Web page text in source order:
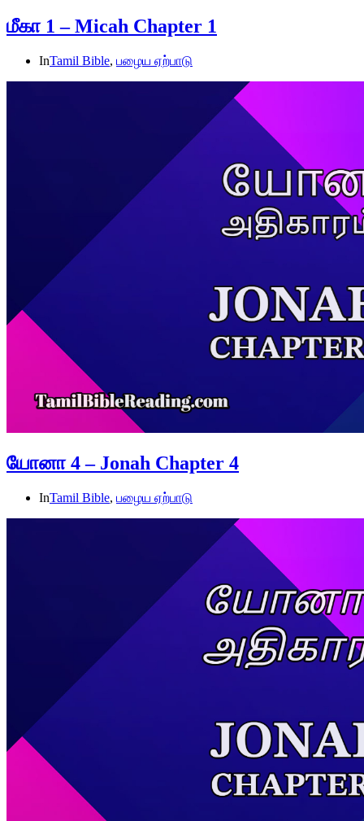
மீகா 1 – Micah Chapter 1
InTamil Bible, பழைய ஏற்பாடு
யோனா 4 – Jonah Chapter 4
InTamil Bible, பழைய ஏற்பாடு